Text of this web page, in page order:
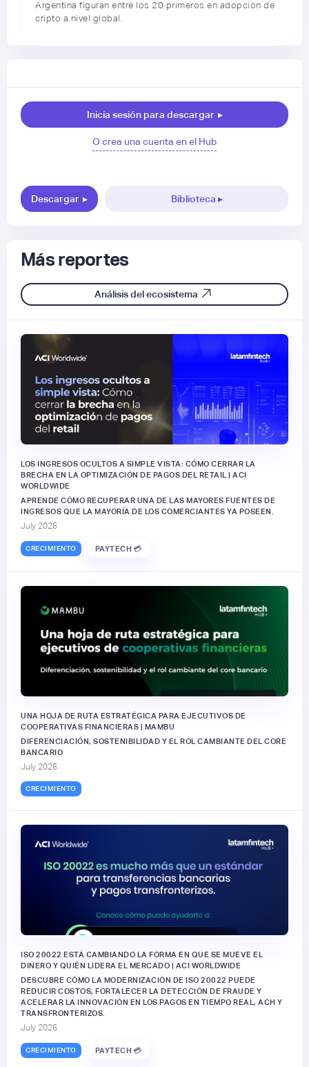
Argentina figuran entre los 20 primeros en adopción de
cripto a nivel global.
Inicia sesión para descargar ▸
O crea una cuenta en el Hub
Descargar ▸ Biblioteca ▸
Más reportes
Análisis del ecosistema
LOS INGRESOS OCULTOS A SIMPLE VISTA: CÓMO CERRAR LA
BRECHA EN LA OPTIMIZACIÓN DE PAGOS DEL RETAIL | ACI
WORLDWIDE
APRENDE CÓMO RECUPERAR UNA DE LAS MAYORES FUENTES DE
INGRESOS QUE LA MAYORÍA DE LOS COMERCIANTES YA POSEEN.
July 2026
CRECIMIENTO PAYTECH 💳
UNA HOJA DE RUTA ESTRATÉGICA PARA EJECUTIVOS DE
COOPERATIVAS FINANCIERAS | MAMBU
DIFERENCIACIÓN, SOSTENIBILIDAD Y EL ROL CAMBIANTE DEL CORE
BANCARIO
July 2026
CRECIMIENTO
ISO 20022 ESTÁ CAMBIANDO LA FORMA EN QUE SE MUEVE EL
DINERO Y QUIÉN LIDERA EL MERCADO | ACI WORLDWIDE
DESCUBRE CÓMO LA MODERNIZACIÓN DE ISO 20022 PUEDE
REDUCIR COSTOS, FORTALECER LA DETECCIÓN DE FRAUDE Y
ACELERAR LA INNOVACIÓN EN LOS PAGOS EN TIEMPO REAL, ACH Y
TRANSFRONTERIZOS.
July 2026
CRECIMIENTO PAYTECH 💳